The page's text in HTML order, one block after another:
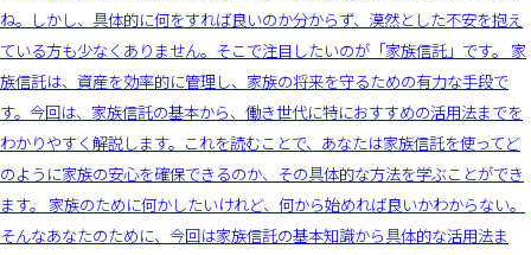
ね。しかし、具体的に何をすれば良いのか分からず、漠然とした不安を抱え
ている方も少なくありません。そこで注目したいのが「家族信託」です。 家
族信託は、資産を効率的に管理し、家族の将来を守るための有力な手段で
す。今回は、家族信託の基本から、働き世代に特におすすめの活用法までを
わかりやすく解説します。これを読むことで、あなたは家族信託を使ってど
のように家族の安心を確保できるのか、その具体的な方法を学ぶことができ
ます。 家族のために何かしたいけれど、何から始めれば良いかわからない。
そんなあなたのために、今回は家族信託の基本知識から具体的な活用法ま